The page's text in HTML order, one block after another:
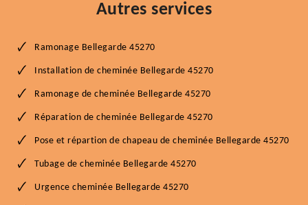
Autres services
Ramonage Bellegarde 45270
Installation de cheminée Bellegarde 45270
Ramonage de cheminée Bellegarde 45270
Réparation de cheminée Bellegarde 45270
Pose et répartion de chapeau de cheminée Bellegarde 45270
Tubage de cheminée Bellegarde 45270
Urgence cheminée Bellegarde 45270